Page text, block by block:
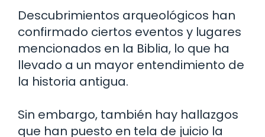
Descubrimientos arqueológicos han
confirmado ciertos eventos y lugares
mencionados en la Biblia, lo que ha
llevado a un mayor entendimiento de
la historia antigua.
Sin embargo, también hay hallazgos
que han puesto en tela de juicio la